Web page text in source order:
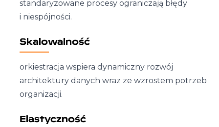
standaryzowane procesy ograniczają błędy
i niespójności.
Skalowalność
orkiestracja wspiera dynamiczny rozwój
architektury danych wraz ze wzrostem potrzeb
organizacji.
Elastyczność